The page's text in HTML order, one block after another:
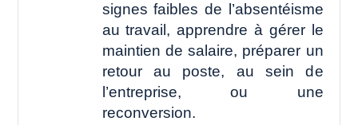
signes faibles de l’absentéisme
au travail, apprendre à gérer le
maintien de salaire, préparer un
retour au poste, au sein de
l’entreprise, ou une
reconversion.